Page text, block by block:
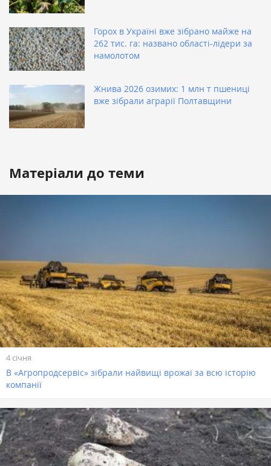
Горох в Україні вже зібрано майже на
262 тис. га: названо області-лідери за
намолотом
Жнива 2026 озимих: 1 млн т пшениці
вже зібрали аграрії Полтавщини
Матеріали до теми
4 січня
В «Агропродсервіс» зібрали найвищі врожаї за всю історію
компанії